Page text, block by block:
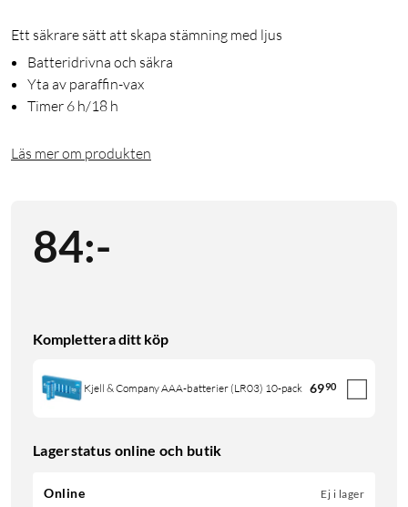
Ett säkrare sätt att skapa stämning med ljus
Batteridrivna och säkra
Yta av paraffin-vax
Timer 6 h/18 h
Läs mer om produkten
84:-
Komplettera ditt köp
Kjell & Company AAA-batterier (LR03) 10-pack 6990
Lagerstatus online och butik
Online Ej i lager